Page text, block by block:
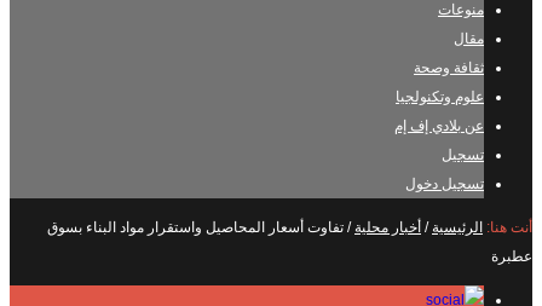
منوعات
مقال
ثقافة وصحة
علوم وتكنولجيا
عن بلادي إف إم
تسجيل
تسجيل دخول
أنت هنا: الرئيسية / أخبار محلية / تفاوت أسعار المحاصيل واستقرار مواد البناء بسوق
عطبرة